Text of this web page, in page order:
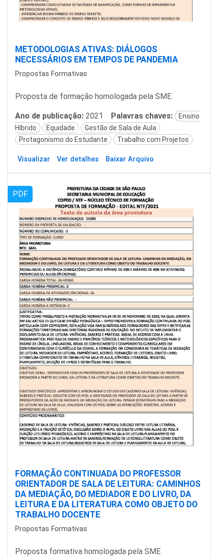
METODOLOGIAS ATIVAS: DIÁLOGOS
NECESSÁRIOS EM TEMPOS DE PANDEMIA
Propostas Formativas
Proposta de formação homologada pela SME.
Ano de publicação: 2021 Palavras chaves:
Ensino
Híbrido
Equidade
Gestão de Sala de Aula
Protagonismo do Estudante
Trabalho com Projetos
Visualizar Ver detalhes Baixar Arquivo
PDF
FORMAÇÃO CONTINUADA DO PROFESSOR
ORIENTADOR DE SALA DE LEITURA: CAMINHOS
DA MEDIAÇÃO, DO MEDIADOR E DO LIVRO, DA
LEITURA E DA LITERATURA COMO OBJETO DO
TRABALHO DOCENTE
Propostas Formativas
Proposta formativa homologada pela SME